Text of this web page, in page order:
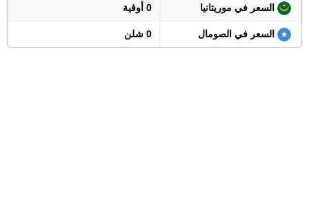
السعر في موريتانيا 0 أوقية
السعر في الصومال 0 شلن